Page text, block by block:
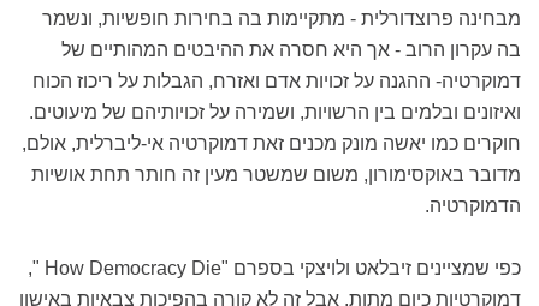
מבחינה פרוצדורלית - מתקיימות בה בחירות חופשיות, ונשמר
בה עקרון הרוב - אך היא חסרה את ההיבטים המהותיים של
דמוקרטיה- ההגנה על זכויות אדם ואזרח, הגבלות על ריכוז הכוח
ואיזונים ובלמים בין הרשויות, ושמירה על זכויותיהם של מיעוטים.
חוקרים כמו יאשה מונק מכנים זאת דמוקרטיה אי-ליברלית, אולם,
מדובר באוקסימורון, משום שמשטר מעין זה חותר תחת אושיות
הדמוקרטיה.
כפי שמציינים זיבלאט ולויצקי בספרם "How Democracy Die ",
דמוקרטיות כיום מתות, אבל זה לא קורה בהפיכות צבאיות באישון